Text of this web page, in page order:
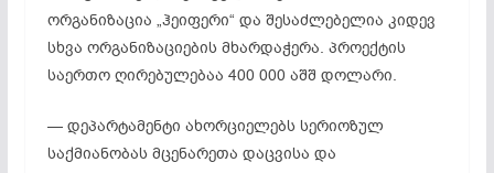
ორგანიზაცია „ჰეიფერი“ და შესაძლებელია კიდევ
სხვა ორგანიზაციების მხარდაჭერა. პროექტის
საერთო ღირებულებაა 400 000 აშშ დოლარი.
— დეპარტამენტი ახორციელებს სერიოზულ
საქმიანობას მცენარეთა დაცვისა და